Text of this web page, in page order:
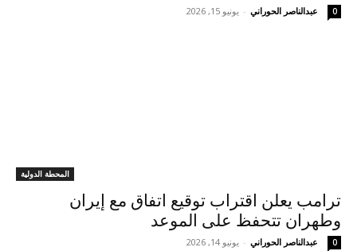
عبدالناصر الحوراني - يونيو 15, 2026 0
المحطة الدولية
ترامب يعلن اقتراب توقيع اتفاق مع إيران
وطهران تتحفظ على الموعد
عبدالناصر الحوراني - يونيو 14, 2026 0